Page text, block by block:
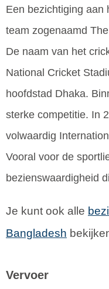
Een bezichtiging aan
team zogenaamd
De naam van het
National Cricket
hoofdstad Dhaka.
sterke competitie. In
volwaardig
Vooral voor de
bezienswaardigheid
Je kunt ook alle
Bangladesh
Vervoer